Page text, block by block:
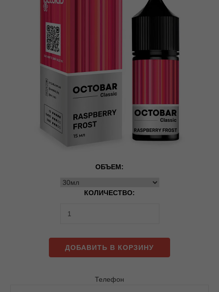
ОБЪЕМ:
КОЛИЧЕСТВО:
ДОБАВИТЬ В КОРЗИНУ
Телефон